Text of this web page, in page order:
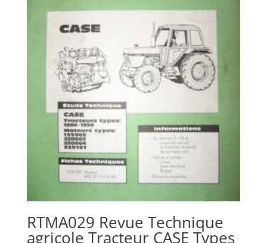
RTMA029 Revue Technique
agricole Tracteur CASE Types